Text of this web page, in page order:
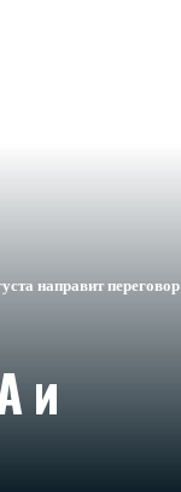
направит переговор
и